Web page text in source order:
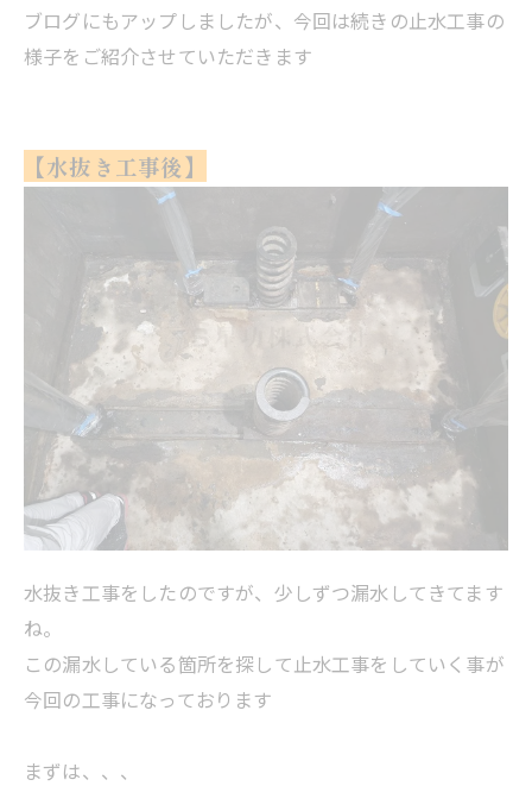
ブログにもアップしましたが、今回は続きの止水工事の
様子をご紹介させていただきます
【水抜き工事後】
水抜き工事をしたのですが、少しずつ漏水してきてます
ね。
この漏水している箇所を探して止水工事をしていく事が
今回の工事になっております
まずは、、、